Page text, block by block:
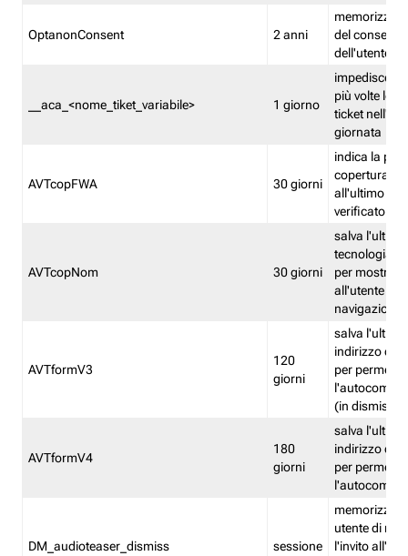
OptanonConsent 2 anni
memorizza
del
dell'utente
__aca_<nome_tiket_variabile> 1 giorno
impedisce di
più volte lo
ticket
giornata
AVTcopFWA 30 giorni
indica la
copertura
all'ultimo
verificato
AVTcopNom 30 giorni
salva l'ultima
tecnologia
per
all'utente
navigazione
AVTformV3
120
giorni
salva l'ultimo
indirizzo di
per
(in
AVTformV4
180
giorni
salva l'ultimo
indirizzo di
per
DM_audioteaser_dismiss sessione
memorizza
utente di
l'invito